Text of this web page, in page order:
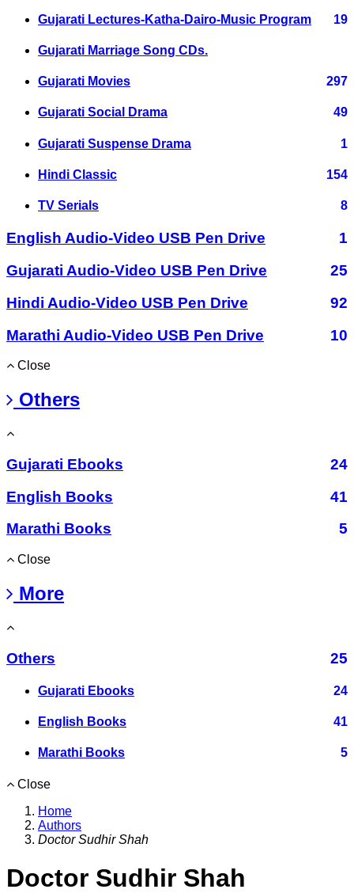
Gujarati Lectures-Katha-Dairo-Music Program 19
Gujarati Marriage Song CDs.
Gujarati Movies 297
Gujarati Social Drama 49
Gujarati Suspense Drama 1
Hindi Classic 154
TV Serials 8
English Audio-Video USB Pen Drive
1
Gujarati Audio-Video USB Pen Drive
25
Hindi Audio-Video USB Pen Drive
92
Marathi Audio-Video USB Pen Drive
10
Close
Others
Gujarati Ebooks
24
English Books
41
Marathi Books
5
Close
More
Others 25
Gujarati Ebooks 24
English Books 41
Marathi Books 5
Close
Home
Authors
Doctor Sudhir Shah
Doctor Sudhir Shah